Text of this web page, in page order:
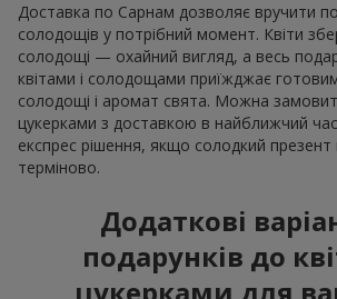
Доставка по Сарнам дозволяє вручити
солодощів у потрібний момент. Квіти
солодощі — охайний вигляд, а весь
квітами і солодощами приїжджає
солодощі і аромат свята. Можна
цукерками з доставкою в найближчий
експрес рішення, якщо солодкий презент
терміново.
Додаткові
подарунків до